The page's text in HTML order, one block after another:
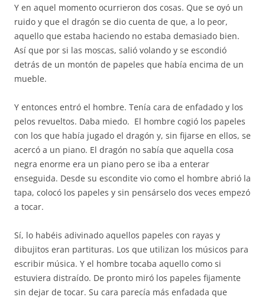
Y en aquel momento ocurrieron dos cosas. Que se oyó un
ruido y que el dragón se dio cuenta de que, a lo peor,
aquello que estaba haciendo no estaba demasiado bien.
Así que por si las moscas, salió volando y se escondió
detrás de un montón de papeles que había encima de un
mueble.
Y entonces entró el hombre. Tenía cara de enfadado y los
pelos revueltos. Daba miedo. El hombre cogió los papeles
con los que había jugado el dragón y, sin fijarse en ellos, se
acercó a un piano. El dragón no sabía que aquella cosa
negra enorme era un piano pero se iba a enterar
enseguida. Desde su escondite vio como el hombre abrió la
tapa, colocó los papeles y sin pensárselo dos veces empezó
a tocar.
Sí, lo habéis adivinado aquellos papeles con rayas y
dibujitos eran partituras. Los que utilizan los músicos para
escribir música. Y el hombre tocaba aquello como si
estuviera distraído. De pronto miró los papeles fijamente
sin dejar de tocar. Su cara parecía más enfadada que